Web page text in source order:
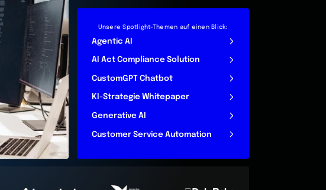
Unsere Spotlight-Themen auf einen Blick:
Agentic AI
AI Act Compliance Solution
CustomGPT Chatbot
KI-Strategie Whitepaper
Generative AI
Customer Service Automation